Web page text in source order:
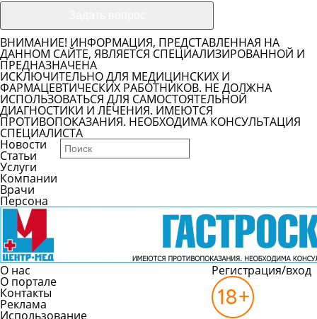
ВНИМАНИЕ! ИНФОРМАЦИЯ, ПРЕДСТАВЛЕННАЯ НА
ДАННОМ САЙТЕ, ЯВЛЯЕТСЯ СПЕЦИАЛИЗИРОВАННОЙ И
ПРЕДНАЗНАЧЕНА
ИСКЛЮЧИТЕЛЬНО ДЛЯ МЕДИЦИНСКИХ И
ФАРМАЦЕВТИЧЕСКИХ РАБОТНИКОВ. НЕ ДОЛЖНА
ИСПОЛЬЗОВАТЬСЯ ДЛЯ САМОСТОЯТЕЛЬНОЙ
ДИАГНОСТИКИ И ЛЕЧЕНИЯ. ИМЕЮТСЯ
ПРОТИВОПОКАЗАНИЯ. НЕОБХОДИМА КОНСУЛЬТАЦИЯ
СПЕЦИАЛИСТА
Новости
Статьи
Услуги
Компании
Врачи
Персона
О нас
О портале
Контакты
Реклама
Использование
Регистрация/вход